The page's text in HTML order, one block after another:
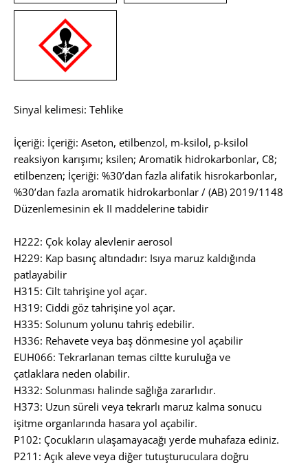
Sinyal kelimesi: Tehlike
İçeriği: İçeriği: Aseton, etilbenzol, m-ksilol, p-ksilol
reaksiyon karışımı; ksilen; Aromatik hidrokarbonlar, C8;
etilbenzen; İçeriği: %30’dan fazla alifatik hisrokarbonlar,
%30’dan fazla aromatik hidrokarbonlar / (AB) 2019/1148
Düzenlemesinin ek II maddelerine tabidir
H222: Çok kolay alevlenir aerosol
H229: Kap basınç altındadır: Isıya maruz kaldığında
patlayabilir
H315: Cilt tahrişine yol açar.
H319: Ciddi göz tahrişine yol açar.
H335: Solunum yolunu tahriş edebilir.
H336: Rehavete veya baş dönmesine yol açabilir
EUH066: Tekrarlanan temas ciltte kuruluğa ve
çatlaklara neden olabilir.
H332: Solunması halinde sağlığa zararlıdır.
H373: Uzun süreli veya tekrarlı maruz kalma sonucu
işitme organlarında hasara yol açabilir.
P102: Çocukların ulaşamayacağı yerde muhafaza ediniz.
P211: Açık aleve veya diğer tutuşturuculara doğru